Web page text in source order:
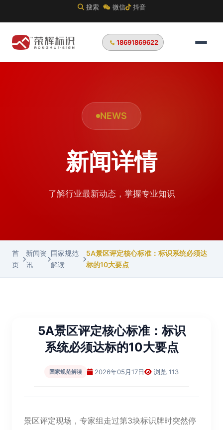
搜索 微信 抖音
18691869622
NEWS
新闻详情
了解行业最新动态，掌握专业知识
首
页
新闻资
讯
国家规范
解读
5A景区评定核心标准：标识系统必须达
标的10大要点
5A景区评定核心标准：标识
系统必须达标的10大要点
国家规范解读 2026年05月17日 浏览 113
景区评定现场，专家组走过第3块标识牌时突然停